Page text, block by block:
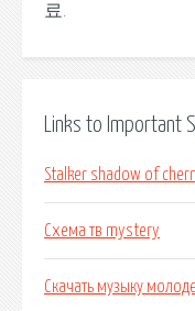
료.
Links to Important
Stalker shadow of
Схема тв mystery
Скачать музыку